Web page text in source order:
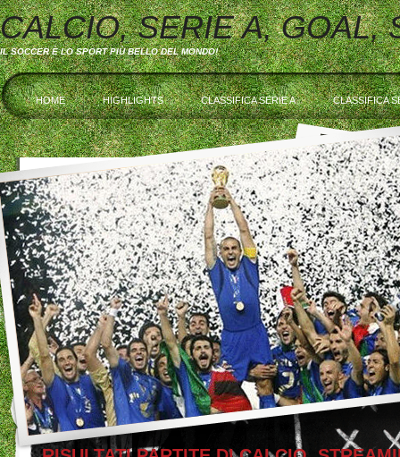
CALCIO, SERIE A, GOAL,
IL SOCCER È LO SPORT PIÙ BELLO DEL MONDO!
HOME HIGHLIGHTS CLASSIFICA SERIE A CLASSIFICA